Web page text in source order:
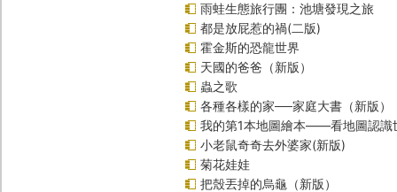
雨蛙生態旅行團：池塘發現之旅
都是放屁惹的禍(二版)
霍金斯的恐龍世界
天國的爸爸（新版）
蟲之歌
各種各樣的家──家庭大書（新版）
我的第1本地圖繪本――看地圖認識
小老鼠奇奇去外婆家(新版)
菊花娃娃
把殼丟掉的烏龜（新版）